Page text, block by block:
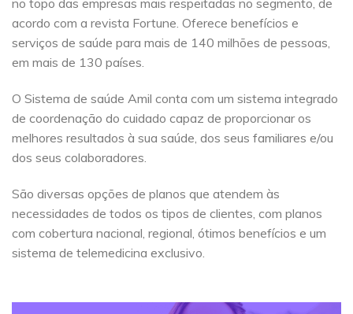
acordo com a revista Fortune. Oferece benefícios e
serviços de saúde para mais de 140 milhões de pessoas,
em mais de 130 países.
O Sistema de saúde Amil conta com um sistema integrado
de coordenação do cuidado capaz de proporcionar os
melhores resultados à sua saúde, dos seus familiares e/ou
dos seus colaboradores.
São diversas opções de planos que atendem às
necessidades de todos os tipos de clientes, com planos
com cobertura nacional, regional, ótimos benefícios e um
sistema de telemedicina exclusivo.